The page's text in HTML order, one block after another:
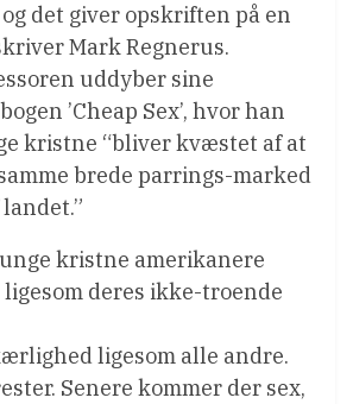
det giver opskriften på en
Mark Regnerus.
uddyber sine
’Cheap Sex’, hvor han
kristne “bliver kvæstet af at
brede parrings-marked
kristne amerikanere
ligesom deres ikke-troende
ligesom alle andre.
Senere kommer der sex,